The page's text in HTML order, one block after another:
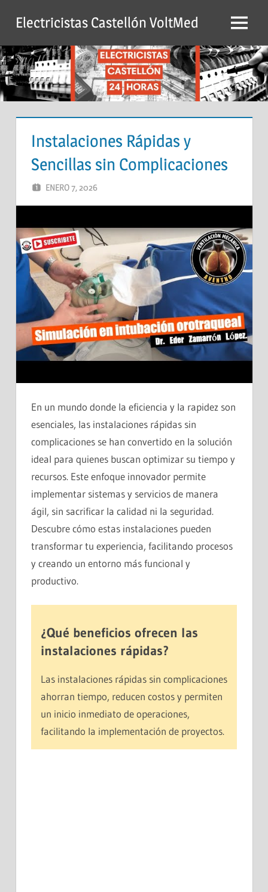
contenido
Electricistas Castellón VoltMed Menú
Instalaciones Rápidas y
Sencillas sin Complicaciones
ENERO 7, 2026
En un mundo donde la eficiencia y la rapidez son
esenciales, las instalaciones rápidas sin
complicaciones se han convertido en la solución
ideal para quienes buscan optimizar su tiempo y
recursos. Este enfoque innovador permite
implementar sistemas y servicios de manera
ágil, sin sacrificar la calidad ni la seguridad.
Descubre cómo estas instalaciones pueden
transformar tu experiencia, facilitando procesos
y creando un entorno más funcional y
productivo.
¿Qué beneficios ofrecen las
instalaciones rápidas?
Las instalaciones rápidas sin complicaciones
ahorran tiempo, reducen costos y permiten
un inicio inmediato de operaciones,
facilitando la implementación de proyectos.